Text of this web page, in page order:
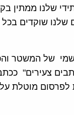
שלנו ממתין
שלנו שוקדים
של המשטר
צעירים"
מוטלת